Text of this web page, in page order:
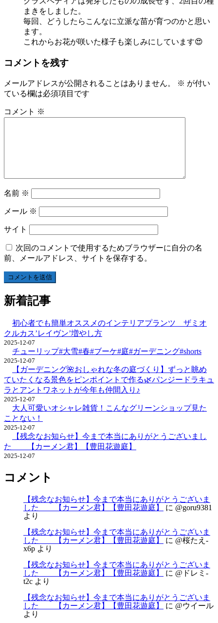
まきをしました。
毎回、どうしたらこんなに立派な苗が育つのかと思い
ます。
これからお花が咲いた様子も楽しみにしています😍
コメントを残す
メールアドレスが公開されることはありません。 ※ が付い
ている欄は必須項目です
コメント ※
名前 ※
メール ※
サイト
次回のコメントで使用するためブラウザーに自分の名
前、メールアドレス、サイトを保存する。
新着記事
初心者でも簡単オススメのインテリアプランツ ザミオ
クルカス’レイヴン’増やし方
2025-12-07
チューリップ#大雪#春#ブーケ#庭#ガーデニング#shorts
2025-12-07
【ガーデニング🌺おしゃれな冬の庭づくり】ずっと眺め
ていたくなる景色をピンポイントで作る🌿パンジードラキュ
ラとアントワネットが今年も仲間入り♪
2025-12-07
大人可愛いオシャレ雑貨！こんなグリーンショップ見た
ことない！
2025-12-07
【残念なお知らせ】今まで本当にありがとうございまし
た 【カーメン君】【豊田花遊庭】
2025-12-07
コメント
【残念なお知らせ】今まで本当にありがとうございま
した 【カーメン君】【豊田花遊庭】
に @goru9381
より
【残念なお知らせ】今まで本当にありがとうございま
した 【カーメン君】【豊田花遊庭】
に @桜たえ-
x6p より
【残念なお知らせ】今まで本当にありがとうございま
した 【カーメン君】【豊田花遊庭】
に @ドレミ-
t2c より
【残念なお知らせ】今まで本当にありがとうございま
した 【カーメン君】【豊田花遊庭】
に @ウイール
より